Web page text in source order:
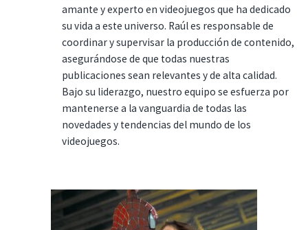
amante y experto en videojuegos que ha dedicado
su vida a este universo. Raúl es responsable de
coordinar y supervisar la producción de contenido,
asegurándose de que todas nuestras
publicaciones sean relevantes y de alta calidad.
Bajo su liderazgo, nuestro equipo se esfuerza por
mantenerse a la vanguardia de todas las
novedades y tendencias del mundo de los
videojuegos.